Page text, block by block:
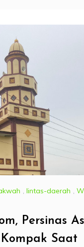
, lintas-daerah ,
Persinas
Saat